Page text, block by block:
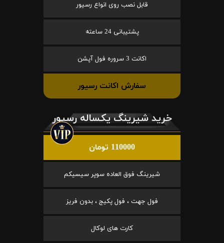
قابل نصب روی انواع رسیور
پشتیبانی 24 ساعته
اکانت 3 سروره فول آپشن
سفارش اکانت رسیور
خرید شیرینگ یکساله رسیور
110000 تومان
شیرینگ فوق العاده سوپر سیسیکم
فول جهت ، فول پکیج ، بدون فریز
کارت های لوکال